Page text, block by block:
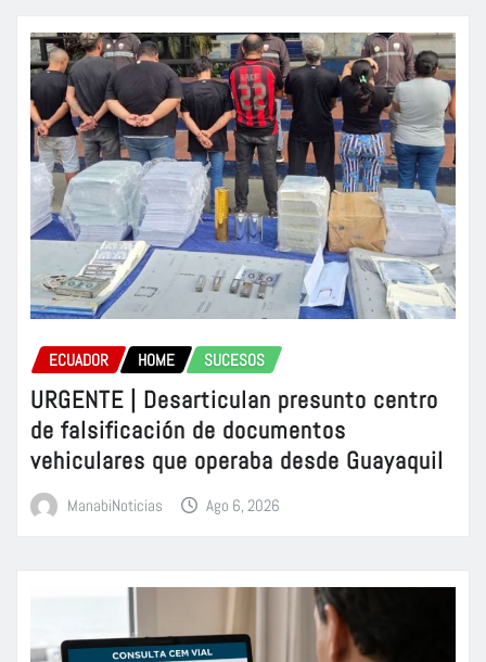
ECUADOR HOME SUCESOS
URGENTE | Desarticulan presunto centro
de falsificación de documentos
vehiculares que operaba desde Guayaquil
ManabiNoticias Ago 6, 2026